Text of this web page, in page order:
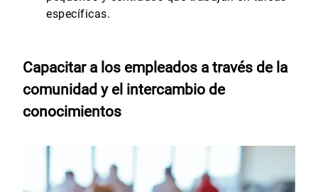
específicas.
Capacitar a los empleados a través de la
comunidad y el intercambio de
conocimientos